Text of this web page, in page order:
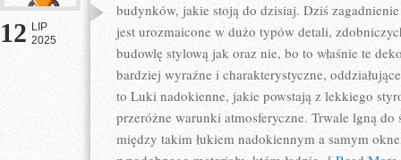
12 LIP
2025
budynków, jakie stoją do dzisiaj. Dziś
jest urozmaicone w dużo typów detali,
budowlę stylową jak oraz nie, bo to właśnie te
bardziej wyraźne i charakterystyczne,
to Luki nadokienne, jakie powstają z lekkiego
przeróżne warunki atmosferyczne. Trwale lgną do
między takim łukiem nadokiennym a samym